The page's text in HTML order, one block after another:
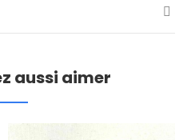
aussi aimer